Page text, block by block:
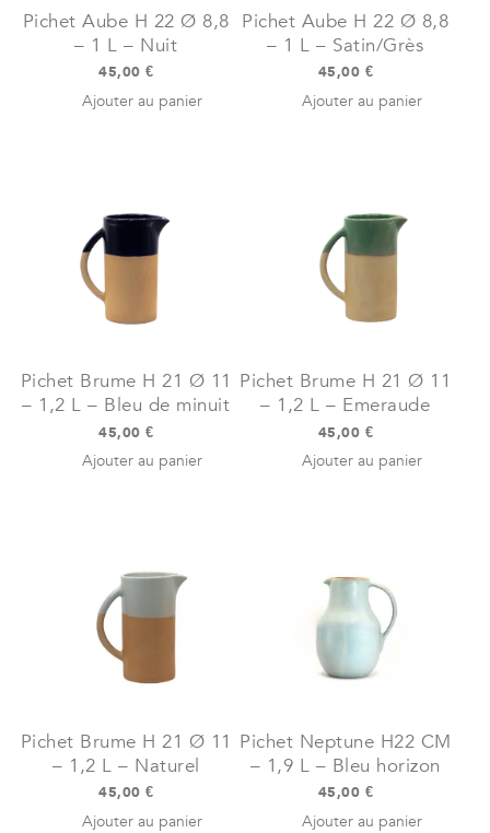
Pichet Aube H 22 Ø 8,8
– 1 L – Nuit
45,00€
Ajouter au panier
Pichet Aube H 22 Ø 8,8
– 1 L – Satin/Grès
45,00 €
Ajouter au panier
Pichet Brume H 21 Ø 11
– 1,2 L – Bleu de minuit
45,00€
Ajouter au panier
Pichet Brume H 21 Ø 11
– 1,2 L – Emeraude
45,00 €
Ajouter au panier
Pichet Brume H 21 Ø 11
– 1,2 L – Naturel
45,00€
Ajouter au panier
Pichet Neptune H22 CM
– 1,9 L – Bleu horizon
45,00 €
Ajouter au panier